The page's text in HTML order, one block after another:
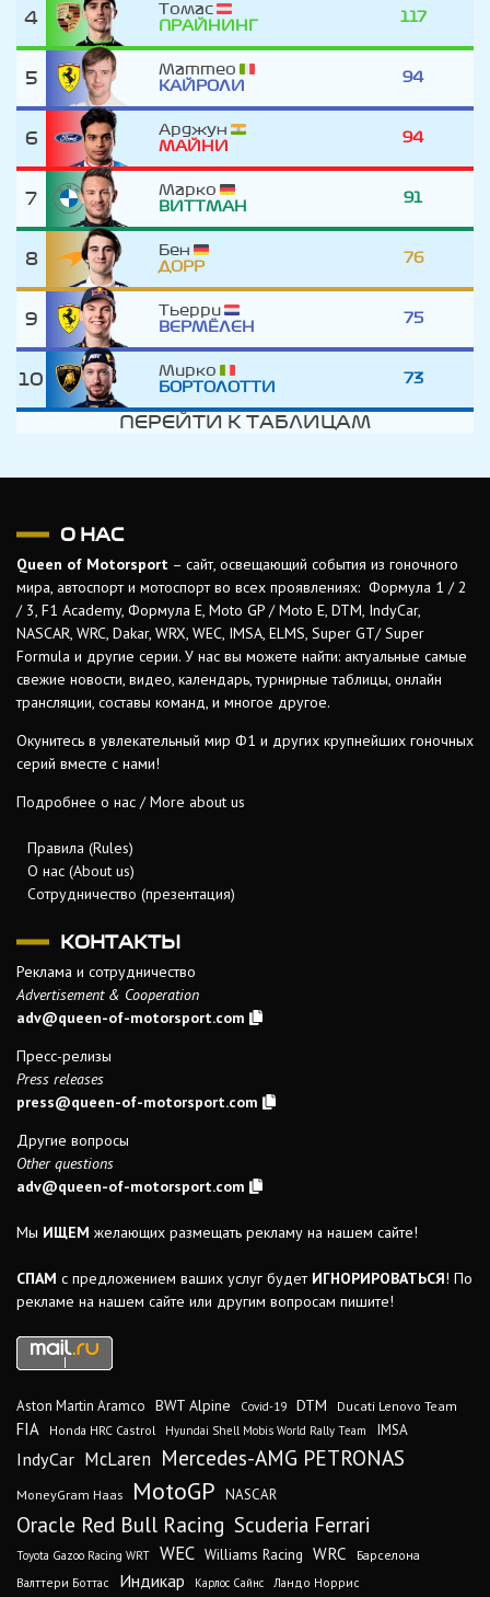
4
Томас
ПРАЙНИНГ
117
5
Маттео
КАЙРОЛИ
94
6
Арджун
МАЙНИ
94
7
Марко
ВИТТМАН
91
8
Бен
ДОРР
76
9
Тьерри
ВЕРМЁЛЕН
75
10
Мирко
БОРТОЛОТТИ
73
ПЕРЕЙТИ К ТАБЛИЦАМ
О НАС
Queen of Motorsport – сайт, освещающий события из гоночного
мира, автоспорт и мотоспорт во всех проявлениях: Формула 1 / 2
/ 3, F1 Academy, Формула Е, Moto GP / Moto E, DTM, IndyCar,
NASCAR, WRC, Dakar, WRX, WEC, IMSA, ELMS, Super GT/ Super
Formula и другие серии. У нас вы можете найти: актуальные самые
свежие новости, видео, календарь, турнирные таблицы, онлайн
трансляции, составы команд, и многое другое.
Окунитесь в увлекательный мир Ф1 и других крупнейших гоночных
серий вместе с нами!
Подробнее о нас / More about us
Правила (Rules)
О нас (About us)
Сотрудничество (презентация)
КОНТАКТЫ
Реклама и сотрудничество
Advertisement & Cooperation
adv@queen-of-motorsport.com
Пресс-релизы
Press releases
press@queen-of-motorsport.com
Другие вопросы
Other questions
adv@queen-of-motorsport.com
Мы ИЩЕМ желающих размещать рекламу на нашем сайте!
СПАМ с предложением ваших услуг будет ИГНОРИРОВАТЬСЯ! По
рекламе на нашем сайте или другим вопросам пишите!
Aston Martin Aramco BWT Alpine Covid-19 DTM Ducati Lenovo Team
FIA Honda HRC Castrol Hyundai Shell Mobis World Rally Team IMSA
IndyCar McLaren Mercedes-AMG PETRONAS
MoneyGram Haas MotoGP NASCAR
Oracle Red Bull Racing Scuderia Ferrari
Toyota Gazoo Racing WRT WEC Williams Racing WRC
Барселона
Валттери Боттас
Индикар Карлос Сайнс Ландо Норрис